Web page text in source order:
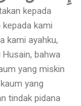
kepada
kami
kami ayahku,
bahwa
yang miskin
yang
tindak pidana